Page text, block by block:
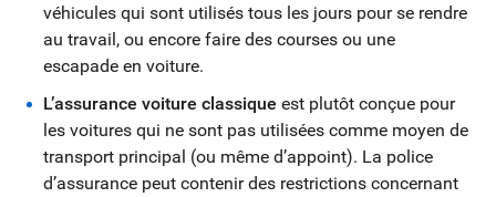
véhicules qui sont utilisés tous les jours pour se rendre
au travail, ou encore faire des courses ou une
escapade en voiture.
L’assurance voiture classique est plutôt conçue pour
les voitures qui ne sont pas utilisées comme moyen de
transport principal (ou même d’appoint). La police
d’assurance peut contenir des restrictions concernant